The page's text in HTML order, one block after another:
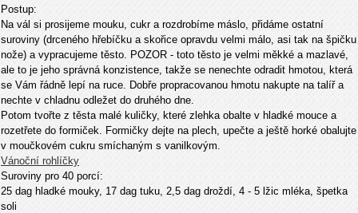
Postup:
Na vál si prosijeme mouku, cukr a rozdrobíme máslo, přidáme ostatní
suroviny (drceného hřebíčku a skořice opravdu velmi málo, asi tak na špičku
nože) a vypracujeme těsto. POZOR - toto těsto je velmi měkké a mazlavé,
ale to je jeho správná konzistence, takže se nenechte odradit hmotou, která
se Vám řádně lepí na ruce. Dobře propracovanou hmotu nakupte na talíř a
nechte v chladnu odležet do druhého dne.
Potom tvořte z těsta malé kuličky, které zlehka obalte v hladké mouce a
rozetřete do formiček. Formičky dejte na plech, upečte a ještě horké obalujte
v moučkovém cukru smíchaným s vanilkovým.
Vánoční rohlíčky
Suroviny pro 40 porcí:
25 dag hladké mouky, 17 dag tuku, 2,5 dag droždí, 4 - 5 lžic mléka, špetka
soli